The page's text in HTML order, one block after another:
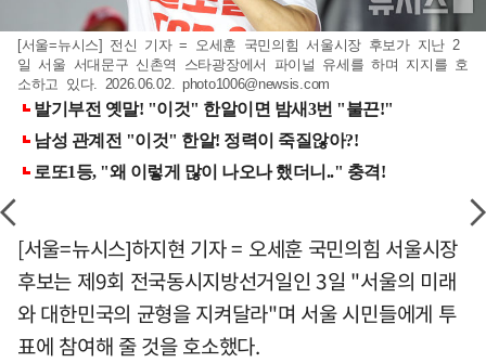
[서울=뉴시스] 전신 기자 = 오세훈 국민의힘 서울시장 후보가 지난 2
일 서울 서대문구 신촌역 스타광장에서 파이널 유세를 하며 지지를 호
소하고 있다. 2026.06.02. photo1006@newsis.com
[서울=뉴시스]하지현 기자 = 오세훈 국민의힘 서울시장
후보는 제9회 전국동시지방선거일인 3일 "서울의 미래
와 대한민국의 균형을 지켜달라"며 서울 시민들에게 투
표에 참여해 줄 것을 호소했다.